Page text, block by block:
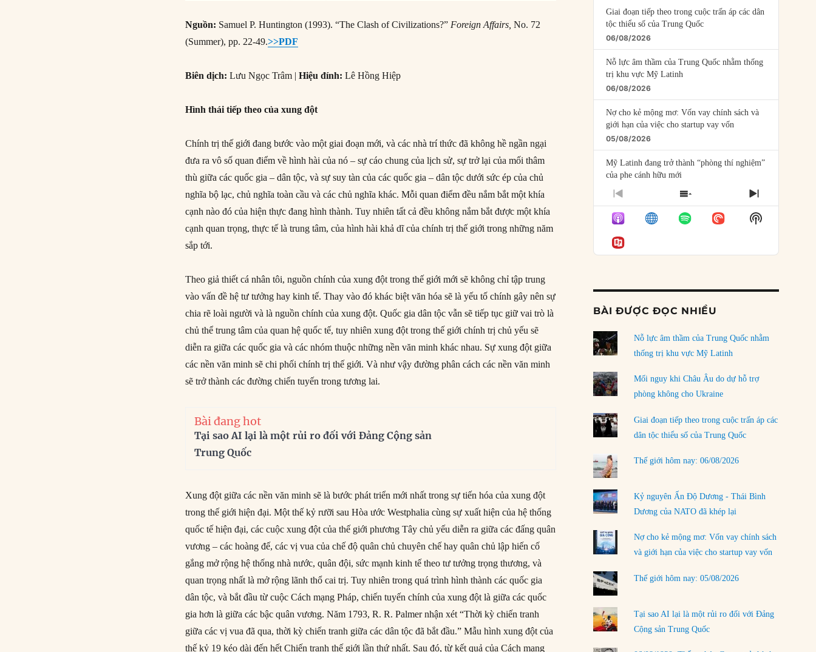
Nguồn: Samuel P. Huntington (1993). “The Clash of Civilizations?” Foreign Affairs, No. 72
(Summer), pp. 22-49.>>PDF
Biên dịch: Lưu Ngọc Trâm |Hiệu đính: Lê Hồng Hiệp
Hình thái tiếp theo của xung đột
Chính trị thế giới đang bước vào một giai đoạn mới, và các nhà trí thức đã không hề ngần ngại
đưa ra vô số quan điểm về hình hài của nó – sự cáo chung của lịch sử, sự trở lại của mối thâm
thù giữa các quốc gia – dân tộc, và sự suy tàn của các quốc gia – dân tộc dưới sức ép của chủ
nghĩa bộ lạc, chủ nghĩa toàn cầu và các chủ nghĩa khác. Mỗi quan điểm đều nắm bắt một khía
cạnh nào đó của hiện thực đang hình thành. Tuy nhiên tất cả đều không nắm bắt được một khía
cạnh quan trọng, thực tế là trung tâm, của hình hài khả dĩ của chính trị thế giới trong những năm
sắp tới.
Theo giả thiết cá nhân tôi, nguồn chính của xung đột trong thế giới mới sẽ không chỉ tập trung
vào vấn đề hệ tư tưởng hay kinh tế. Thay vào đó khác biệt văn hóa sẽ là yếu tố chính gây nên sự
chia rẽ loài người và là nguồn chính của xung đột. Quốc gia dân tộc vẫn sẽ tiếp tục giữ vai trò là
chủ thể trung tâm của quan hệ quốc tế, tuy nhiên xung đột trong thế giới chính trị chủ yếu sẽ
diễn ra giữa các quốc gia và các nhóm thuộc những nền văn minh khác nhau. Sự xung đột giữa
các nền văn minh sẽ chi phối chính trị thế giới. Và như vậy đường phân cách các nền văn minh
sẽ trở thành các đường chiến tuyến trong tương lai.
Bài đang hot
Tại sao AI lại là một rủi ro đối với Đảng Cộng sản
Trung Quốc
Xung đột giữa các nền văn minh sẽ là bước phát triển mới nhất trong sự tiến hóa của xung đột
trong thế giới hiện đại. Một thế kỷ rưỡi sau Hòa ước Westphalia cùng sự xuất hiện của hệ thống
quốc tế hiện đại, các cuộc xung đột của thế giới phương Tây chủ yếu diễn ra giữa các đấng quân
vương – các hoàng đế, các vị vua của chế độ quân chủ chuyên chế hay quân chủ lập hiến cố
gắng mở rộng hệ thống nhà nước, quân đội, sức mạnh kinh tế theo tư tưởng trọng thương, và
quan trọng nhất là mở rộng lãnh thổ cai trị. Tuy nhiên trong quá trình hình thành các quốc gia
dân tộc, và bắt đầu từ cuộc Cách mạng Pháp, chiến tuyến chính của xung đột là giữa các quốc
gia hơn là giữa các bậc quân vương. Năm 1793, R. R. Palmer nhận xét “Thời kỳ chiến tranh
giữa các vị vua đã qua, thời kỳ chiến tranh giữa các dân tộc đã bắt đầu.” Mẫu hình xung đột của
thế kỷ 19 kéo dài đến hết Chiến tranh thế giới lần thứ nhất. Sau đó, từ kết quả của Cách mạng
Giai đoạn tiếp theo trong cuộc trấn áp các dân
tộc thiểu số của Trung Quốc
06/08/2026
Nỗ lực âm thầm của Trung Quốc nhằm thống
trị khu vực Mỹ Latinh
06/08/2026
Nợ cho kẻ mộng mơ: Vốn vay chính sách và
giới hạn của việc cho startup vay vốn
05/08/2026
Mỹ Latinh đang trở thành “phòng thí nghiệm”
của phe cánh hữu mới
04/08/2026
Tại sao Trung Quốc phủ nhận cuộc gặp với
Ngoại trưởng Nhật Bản?
04/08/2026
03/08/2026
Đặt cược vào thất bại: Các quỹ đầu tư mạo
rủi ro
02/08/2026
Làm thế nào để kết thúc Chiến tranh Iran?
01/08/2026
Chiến lược kế tiếp của Bắc Kinh ở Biển Đông
31/07/2026
Trật tự thế giới mới: Các nước nhỏ sẽ luôn
phải chịu đựng?
30/07/2026
LOAD MORE
PREVIOUS
EPISODE
SHOW
EPISODES
LIST
NEXT
EPISODE
Show
Podcast
BÀI ĐƯỢC ĐỌC NHIỀU
Nỗ lực âm thầm của Trung Quốc nhằm
thống trị khu vực Mỹ Latinh
Mối nguy khi Châu Âu do dự hỗ trợ
phòng không cho Ukraine
Giai đoạn tiếp theo trong cuộc trấn áp các
dân tộc thiểu số của Trung Quốc
Thế giới hôm nay: 06/08/2026
Kỷ nguyên Ấn Độ Dương - Thái Bình
Dương của NATO đã khép lại
Nợ cho kẻ mộng mơ: Vốn vay chính sách
và giới hạn của việc cho startup vay vốn
Thế giới hôm nay: 05/08/2026
Tại sao AI lại là một rủi ro đối với Đảng
Cộng sản Trung Quốc